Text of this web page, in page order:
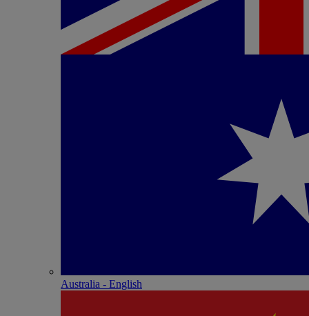
Australia - English